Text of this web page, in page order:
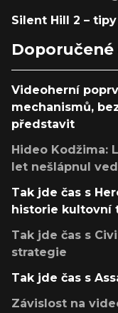
Silent Hill 2 –
Videoherní
mechanismů,
představit
Hideo Kodžima:
let nešlápnul
Tak jde čas s
historie kultovní
Tak jde čas s
strategie
Tak jde čas s
Závislost na